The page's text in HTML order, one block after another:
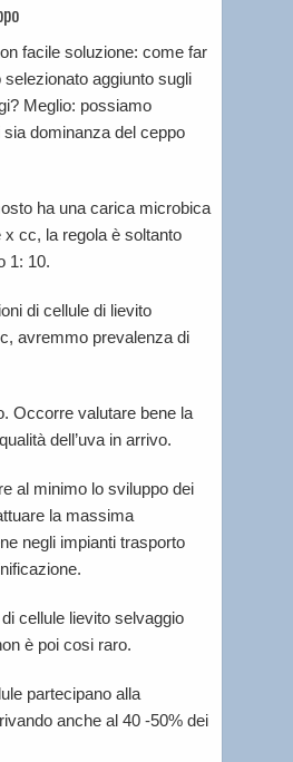
facile soluzione: come far
selezionato aggiunto sugli
Meglio: possiamo
dominanza del ceppo
ha una carica microbica
x cc, la regola è soltanto
1: 10.
di cellule di lievito
avremmo prevalenza di
Occorre valutare bene la
dell’uva in arrivo.
al minimo lo sviluppo dei
la massima
negli impianti trasporto
cellule lievito selvaggio
è poi cosi raro.
partecipano alla
anche al 40 -50% dei